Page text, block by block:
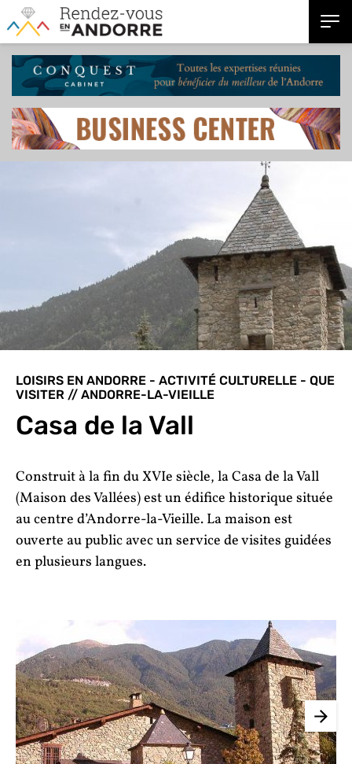
LOISIRS EN ANDORRE - ACTIVITÉ CULTURELLE - QUE
VISITER // ANDORRE-LA-VIEILLE
Casa de la Vall
Construit à la fin du XVIe siècle, la Casa de la Vall
(Maison des Vallées) est un édifice historique située
au centre d’Andorre-la-Vieille. La maison est
ouverte au public avec un service de visites guidées
en plusieurs langues.